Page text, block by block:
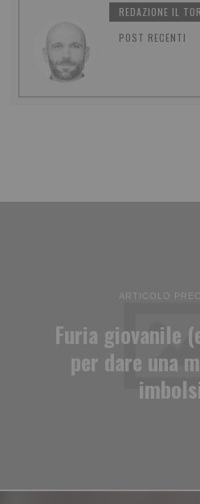
REDAZIONE IL
POST RECENTI
ARTICOLO
Furia giovanile
per dare una